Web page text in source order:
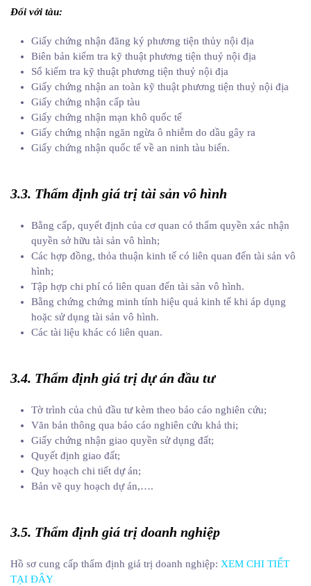
Đối với tàu:
Giấy chứng nhận đăng ký phương tiện thủy nội địa
Biên bản kiểm tra kỹ thuật phương tiện thuỷ nội địa
Sổ kiểm tra kỹ thuật phương tiện thuỷ nội địa
Giấy chứng nhận an toàn kỹ thuật phương tiện thuỷ nội địa
Giấy chứng nhận cấp tàu
Giấy chứng nhận mạn khô quốc tế
Giấy chứng nhận ngăn ngừa ô nhiễm do dầu gây ra
Giấy chứng nhận quốc tế về an ninh tàu biển.
3.3. Thẩm định giá trị tài sản vô hình
Bằng cấp, quyết định của cơ quan có thẩm quyền xác nhận
quyền sở hữu tài sản vô hình;
Các hợp đồng, thỏa thuận kinh tế có liên quan đến tài sản vô
hình;
Tập hợp chi phí có liên quan đến tài sản vô hình.
Bằng chứng chứng minh tính hiệu quả kinh tế khi áp dụng
hoặc sử dụng tài sản vô hình.
Các tài liệu khác có liên quan.
3.4. Thẩm định giá trị dự án đầu tư
Tờ trình của chủ đầu tư kèm theo báo cáo nghiên cứu;
Văn bản thông qua báo cáo nghiên cứu khả thi;
Giấy chứng nhận giao quyền sử dụng đất;
Quyết định giao đất;
Quy hoạch chi tiết dự án;
Bản vẽ quy hoạch dự án,….
3.5. Thẩm định giá trị doanh nghiệp
Hồ sơ cung cấp thẩm định giá trị doanh nghiệp: XEM CHI TIẾT
TẠI ĐÂY